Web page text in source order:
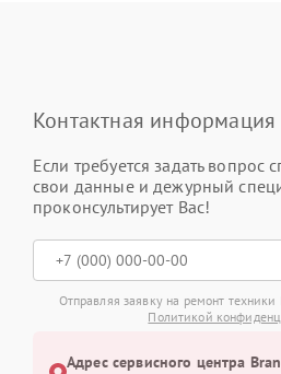
Контактная информация
Если требуется задать вопрос
свои данные и дежурный
проконсультирует Вас!
Отправляя заявку на ремонт
Политикой
Адрес сервисного центра